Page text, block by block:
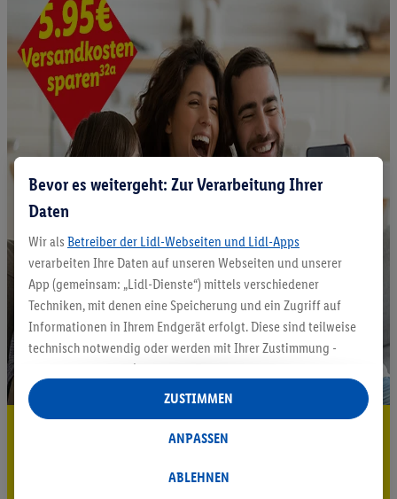
5.95 € Versand sparen³²ᵃ
Bevor es weitergeht: Zur Verarbeitung Ihrer
Daten
Wir als Betreiber der Lidl-Webseiten und Lidl-Apps
verarbeiten Ihre Daten auf unseren Webseiten und unserer
App (gemeinsam: „Lidl-Dienste“) mittels verschiedener
Techniken, mit denen eine Speicherung und ein Zugriff auf
Informationen in Ihrem Endgerät erfolgt. Diese sind teilweise
technisch notwendig oder werden mit Ihrer Zustimmung -
auch durch Partner (u.a.
Verantwortliche; im Zusammenhang mit dem IAB TCF
insgesamt
Statistik-Erstellung oder für personalisierte Werbung
Datenverarbeitungen für personalisierte Werbung werden
ABLEHNEN
ANPASSEN
ZUSTIMMEN